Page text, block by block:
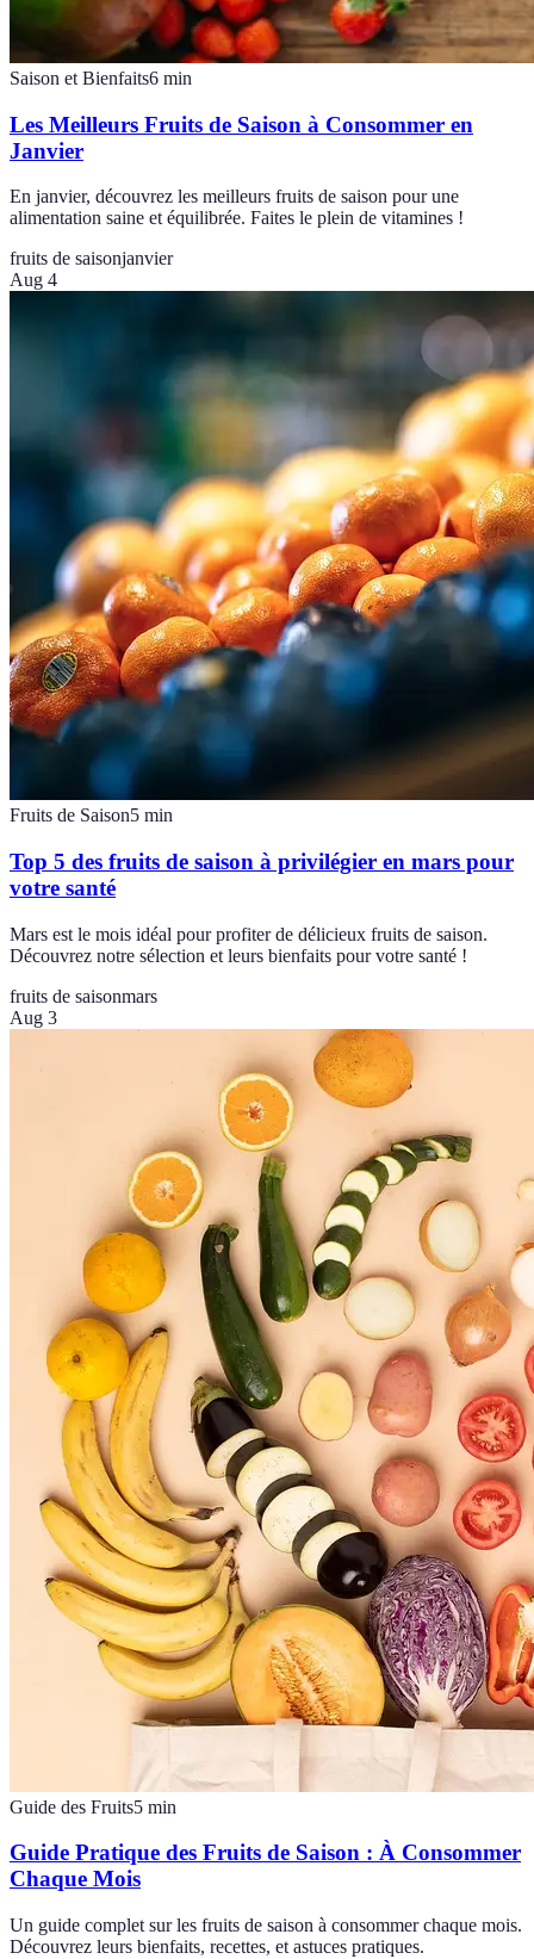
Saison et Bienfaits6 min
Les Meilleurs Fruits de Saison à Consommer en
Janvier
En janvier, découvrez les meilleurs fruits de saison pour une
alimentation saine et équilibrée. Faites le plein de vitamines !
fruits de saisonjanvier
Aug 4
Fruits de Saison5 min
Top 5 des fruits de saison à privilégier en mars pour
votre santé
Mars est le mois idéal pour profiter de délicieux fruits de saison.
Découvrez notre sélection et leurs bienfaits pour votre santé !
fruits de saisonmars
Aug 3
Guide des Fruits5 min
Guide Pratique des Fruits de Saison : À Consommer
Chaque Mois
Un guide complet sur les fruits de saison à consommer chaque mois.
Découvrez leurs bienfaits, recettes, et astuces pratiques.